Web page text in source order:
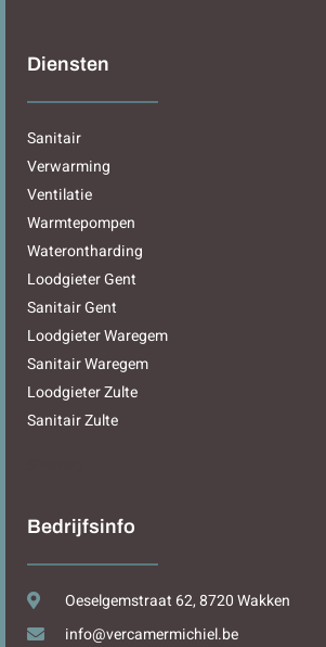
Diensten
Sanitair
Verwarming
Ventilatie
Warmtepompen
Waterontharding
Loodgieter Gent
Sanitair Gent
Loodgieter Waregem
Sanitair Waregem
Loodgieter Zulte
Sanitair Zulte
Bedrijfsinfo
Oeselgemstraat 62, 8720 Wakken
info@vercamermichiel.be